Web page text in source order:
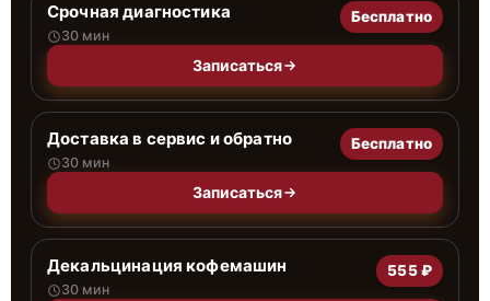
Срочная диагностика
30 мин
Бесплатно
Записаться
Доставка в сервис и обратно
30 мин
Бесплатно
Записаться
Декальцинация кофемашин
30 мин
555 ₽